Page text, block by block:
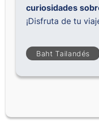
curiosidades
¡Disfruta de tu
Baht Tailandés